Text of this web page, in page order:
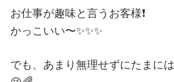
お仕事が趣味と言うお客様❗️
かっこいい〜✨✨✨
でも、あまり無理せずにたまに